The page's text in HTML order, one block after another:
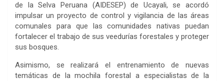
de la Selva Peruana (AIDESEP) de Ucayali, se acordó
impulsar un proyecto de control y vigilancia de las áreas
comunales para que las comunidades nativas puedan
fortalecer el trabajo de sus veedurías forestales y proteger
sus bosques.
Asimismo, se realizará el entrenamiento de nuevas
temáticas de la mochila forestal a especialistas de la